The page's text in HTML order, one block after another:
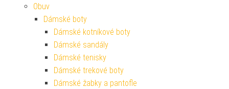
Obuv
Dámské boty
Dámské kotníkové boty
Dámské sandály
Dámské tenisky
Dámské trekové boty
Dámské žabky a pantofle